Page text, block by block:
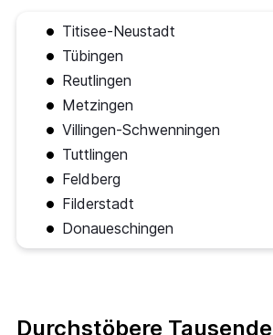
Titisee-Neustadt
Tübingen
Reutlingen
Metzingen
Villingen-Schwenningen
Tuttlingen
Feldberg
Filderstadt
Donaueschingen
Durchstöbere Tausende